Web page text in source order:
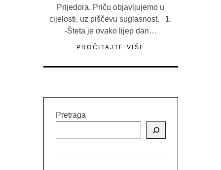
Prijedora. Priču objavljujemo u
cijelosti, uz piščevu suglasnost. 1.
-Šteta je ovako lijep dan…
PROČITAJTE VIŠE
Pretraga